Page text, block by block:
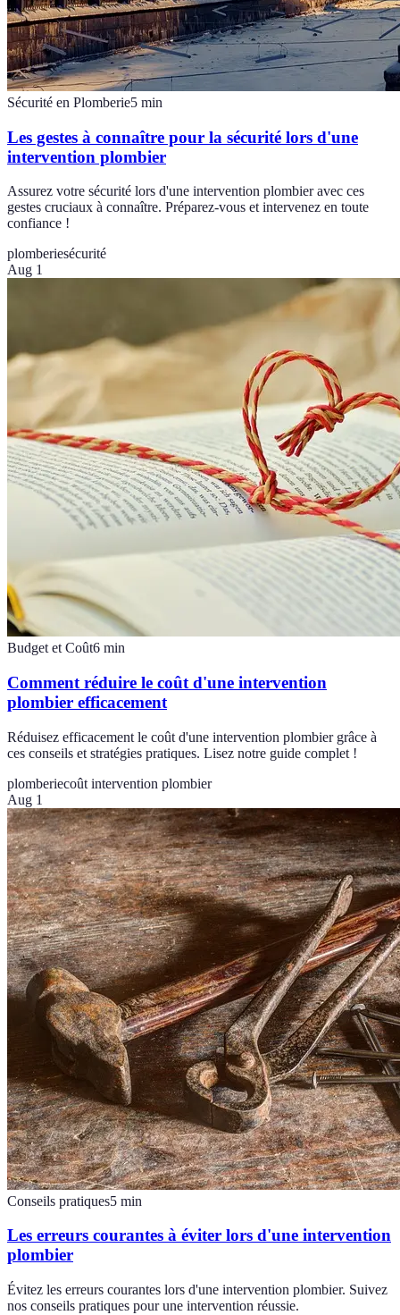
Sécurité en Plomberie5 min
Les gestes à connaître pour la sécurité lors d'une
intervention plombier
Assurez votre sécurité lors d'une intervention plombier avec ces
gestes cruciaux à connaître. Préparez-vous et intervenez en toute
confiance !
plomberiesécurité
Aug 1
Budget et Coût6 min
Comment réduire le coût d'une intervention
plombier efficacement
Réduisez efficacement le coût d'une intervention plombier grâce à
ces conseils et stratégies pratiques. Lisez notre guide complet !
plomberiecoût intervention plombier
Aug 1
Conseils pratiques5 min
Les erreurs courantes à éviter lors d'une intervention
plombier
Évitez les erreurs courantes lors d'une intervention plombier. Suivez
nos conseils pratiques pour une intervention réussie.